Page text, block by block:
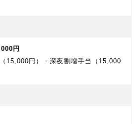
円
15,000円）・深夜割増手当（15,000